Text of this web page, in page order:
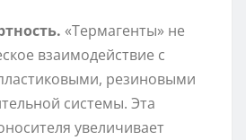
«Термагенты» не
взаимодействие с
резиновыми
системы. Эта
увеличивает